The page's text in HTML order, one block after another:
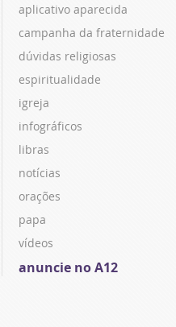
aplicativo aparecida
campanha da fraternidade
dúvidas religiosas
espiritualidade
igreja
infográficos
libras
notícias
orações
papa
vídeos
anuncie no A12